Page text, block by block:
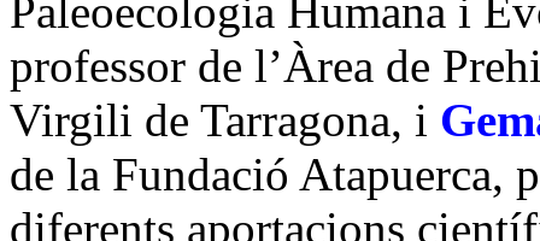
Paleoecologia Humana i
professor de l’Àrea de
Virgili de Tarragona, i
de la Fundació Atapuerca,
diferents aportacions